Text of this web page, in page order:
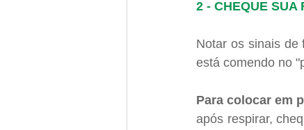
2 - CHEQUE SUA
Notar os sinais de
está comendo no
Para colocar em
após respirar,